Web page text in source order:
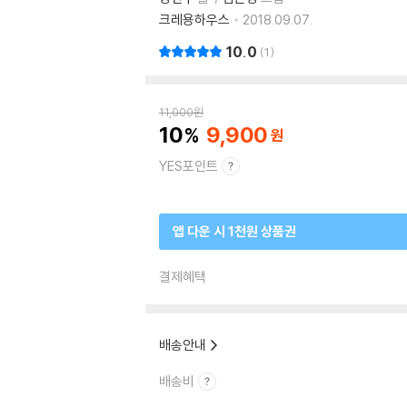
크레용하우스
2018.09.07.
10.0 1
11,000원
10 9,900
YES포인트
앱 다운 시 1천원 상품권
결제혜택
배송안내
배송비